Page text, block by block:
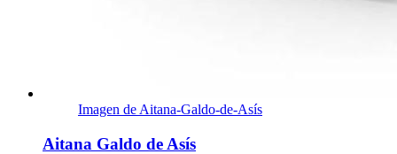
Imagen de Aitana-Galdo-de-Asís
Aitana Galdo de Asís